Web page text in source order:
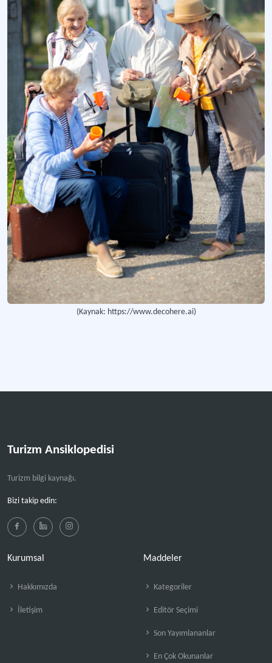
(Kaynak: https://www.decohere.ai)
Turizm Ansiklopedisi
Turizm bilgi kaynağı.
Bizi takip edin:
Kurumsal
Hakkımızda
İletişim
Maddeler
Kategoriler
Editör Seçimi
Son Yayımlananlar
En Çok Okunanlar